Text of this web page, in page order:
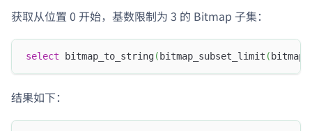
获取从位置 0 开始，基数限制为 3 的 Bitmap 子集：
select bitmap_to_string( bitmap_subset_limit (
结果如下：